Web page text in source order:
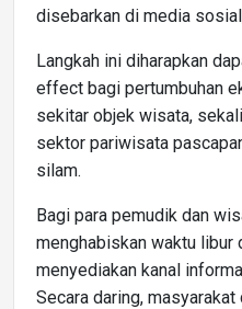
disebarkan di media
Langkah ini diharapkan
effect bagi pertumbuhan
sekitar objek wisata,
sektor pariwisata
silam.
Bagi para pemudik dan
menghabiskan waktu libur
menyediakan kanal
Secara daring,